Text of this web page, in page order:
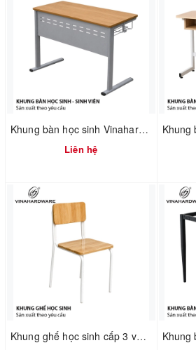
Khung bàn học sinh Vinahardware sơn xám – 2300.3.12908
Liên hệ
Khung ghế học sinh cấp 3 và đại học - 2300.1.02596 - D360xR360xC440mm